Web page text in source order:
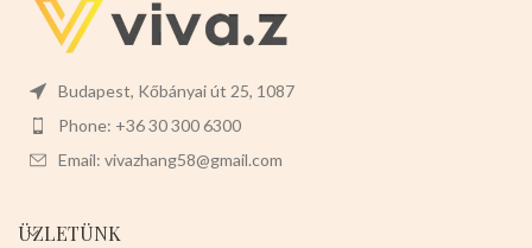
Budapest, Kőbányai út 25, 1087
Phone: +36 30 300 6300
Email: vivazhang58@gmail.com
ÜZLETÜNK